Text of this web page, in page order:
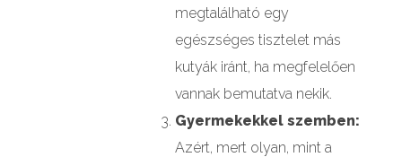
megtalálható egy
egészséges tisztelet más
kutyák iránt, ha megfelelően
vannak bemutatva nekik.
Gyermekekkel szemben:
Azért, mert olyan, mint a